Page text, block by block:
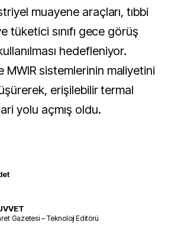
muayene araçları, tıbbi
tüketici sınıfı gece görüş
hedefleniyor.
MWIR sistemlerinin maliyetini
erişilebilir termal
yolu açmış oldu.
Gazetesi – Teknoloji Editörü